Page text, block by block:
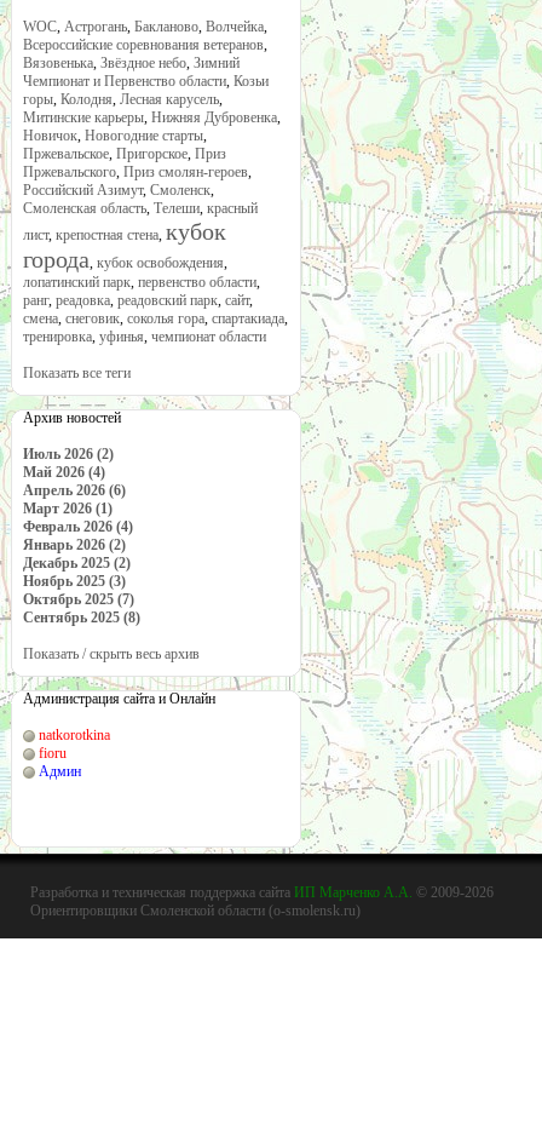
WOC, Астрогань, Бакланово, Волчейка,
Всероссийские соревнования ветеранов,
Вязовенька, Звёздное небо, Зимний
Чемпионат и Первенство области, Козьи
горы, Колодня, Лесная карусель,
Митинские карьеры, Нижняя Дубровенка,
Новичок, Новогодние старты,
Пржевальское, Пригорское, Приз
Пржевальского, Приз смолян-героев,
Российский Азимут, Смоленск,
Смоленская область, Телеши, красный
лист, крепостная стена, кубок
города, кубок освобождения,
лопатинский парк, первенство области,
ранг, реадовка, реадовский парк, сайт,
смена, снеговик, соколья гора, спартакиада,
тренировка, уфинья, чемпионат области
Показать все теги
Архив новостей
Июль 2026 (2)
Май 2026 (4)
Апрель 2026 (6)
Март 2026 (1)
Февраль 2026 (4)
Январь 2026 (2)
Декабрь 2025 (2)
Ноябрь 2025 (3)
Октябрь 2025 (7)
Сентябрь 2025 (8)
Показать / скрыть весь архив
Администрация сайта и Онлайн
natkorotkina
fioru
Админ
Разработка и техническая поддержка сайта ИП Марченко А.А. © 2009-2026
Ориентировщики Смоленской области (o-smolensk.ru)